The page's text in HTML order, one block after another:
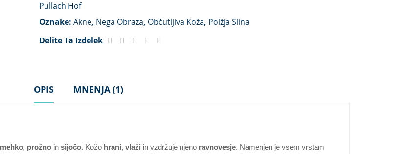
Pullach Hof
Oznake: Akne, Nega Obraza, Občutljiva Koža, Polžja Slina
Delite Ta Izdelek
OPIS MNENJA (1)
mehko, prožno in sijočo. Kožo hrani, vlaži in vzdržuje njeno ravnovesje. Namenjen je vsem vrstam